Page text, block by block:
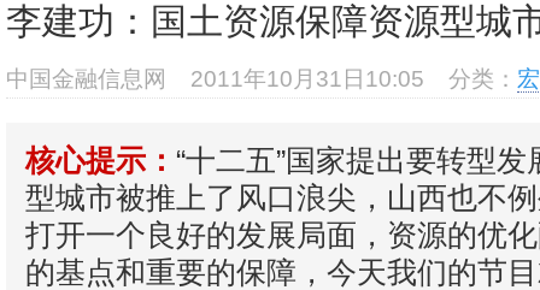
李建功：国土资源保障资源型城
中国金融信息网 2011年10月31日10:05 分类：
核心提示： “十二五”国家提出要转型
型城市被推上了风口浪尖，山西也不
打开一个良好的发展局面，资源的优
的基点和重要的保障，今天我们的节